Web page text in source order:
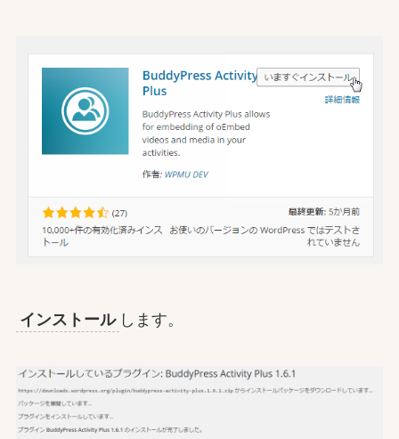
インストール します。